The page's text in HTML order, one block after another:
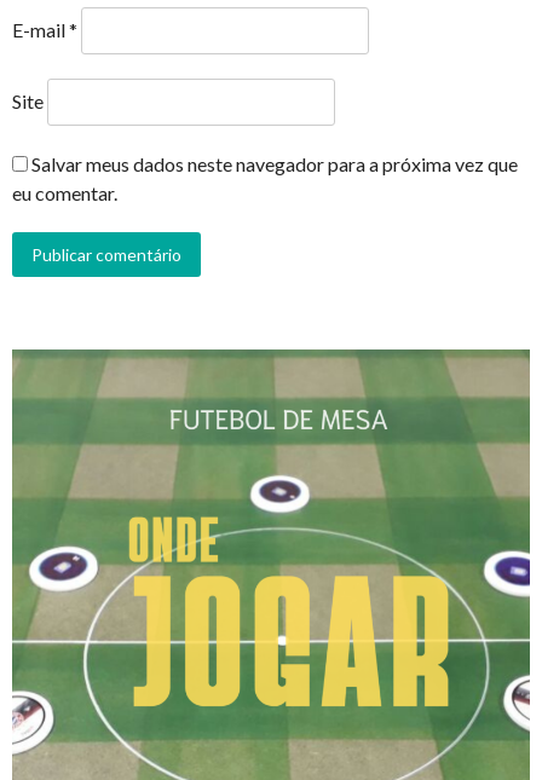
E-mail*
Site
Salvar meus dados neste navegador para a próxima vez que
eu comentar.